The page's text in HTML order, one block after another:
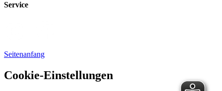
Service
Seitenanfang
Cookie-Einstellungen